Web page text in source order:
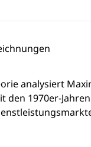
analysiert
den 1970er-